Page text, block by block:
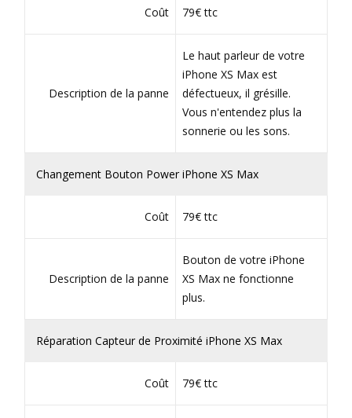
Coût 79€ ttc
Description de la panne
Le haut parleur de votre
iPhone XS Max est
défectueux, il grésille.
Vous n'entendez plus la
sonnerie ou les sons.
Changement Bouton Power iPhone XS Max
Coût 79€ ttc
Description de la panne
Bouton de votre iPhone
XS Max ne fonctionne
plus.
Réparation Capteur de Proximité iPhone XS Max
Coût 79€ ttc